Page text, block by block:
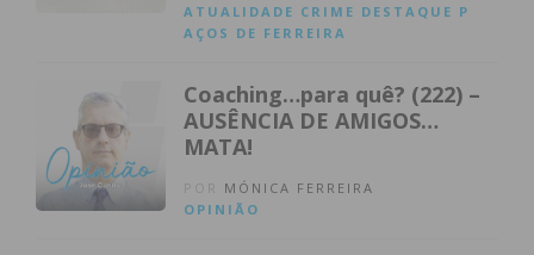
ATUALIDADE CRIME DESTAQUE P
AÇOS DE FERREIRA
Coaching…para quê? (222) –
AUSÊNCIA DE AMIGOS…
MATA!
MÓNICA FERREIRA
OPINIÃO